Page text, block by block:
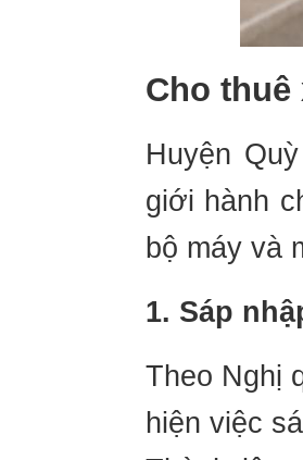
Cho thuê
Huyện
giới hành
bộ máy và
1. Sáp
Theo Nghị
hiện việc